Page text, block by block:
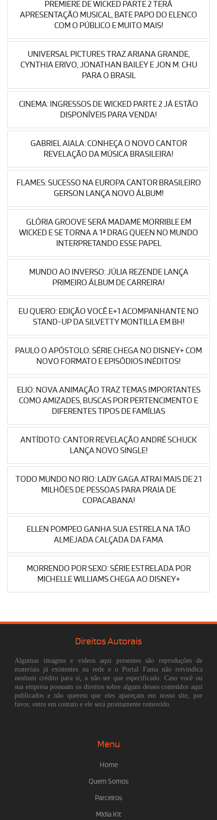
PREMIERE DE WICKED PARTE 2 TERÁ
APRESENTAÇÃO MUSICAL, BATE PAPO DO ELENCO
COM O PÚBLICO E MUITO MAIS!
UNIVERSAL PICTURES TRAZ ARIANA GRANDE,
CYNTHIA ERIVO, JONATHAN BAILEY E JON M. CHU
PARA O BRASIL
CINEMA: INGRESSOS DE WICKED PARTE 2 JÁ ESTÃO
DISPONÍVEIS PARA VENDA!
GABRIEL AIALA: CONHEÇA O NOVO CANTOR
REVELAÇÃO DA MÚSICA BRASILEIRA!
FLAMES: SUCESSO NA EUROPA CANTOR BRASILEIRO
GERSON LANÇA NOVO ÁLBUM!
GLÓRIA GROOVE SERÁ MADAME MORRIBLE EM
WICKED E SE TORNA A 1ª DRAG QUEEN NO MUNDO
INTERPRETANDO ESSE PAPEL
MUNDO AO INVERSO: JÚLIA REZENDE LANÇA
PRIMEIRO ÁLBUM DE CARREIRA!
EU QUERO: EDIÇÃO VOCÊ E+1 ACOMPANHANTE NO
STAND-UP DA SILVETTY MONTILLA EM BH!
PAULO O APÓSTOLO: SÉRIE CHEGA NO DISNEY+ COM
NOVO FORMATO E EPISÓDIOS INÉDITOS!
ELIO: NOVA ANIMAÇÃO TRAZ TEMAS IMPORTANTES
COMO AMIZADES, BUSCAS POR PERTENCIMENTO E
DIFERENTES TIPOS DE FAMÍLIAS
ANTÍDOTO: CANTOR REVELAÇÃO ANDRÉ SCHUCK
LANÇA NOVO SINGLE!
TODO MUNDO NO RIO: LADY GAGA ATRAI MAIS DE 2.1
MILHÕES DE PESSOAS PARA PRAIA DE
COPACABANA!
ELLEN POMPEO GANHA SUA ESTRELA NA TÃO
ALMEJADA CALÇADA DA FAMA
MORRENDO POR SEXO: SÉRIE ESTRELADA POR
MICHELLE WILLIAMS CHEGA AO DISNEY+
Direitos Autorais
Algumas imagens e vídeos aqui presentes são reproduções de
materiais já existentes na rede e o Portal Fama não reivindica
nenhum crédito para si, a não ser que especificado. Caso você ou
sua empresa possuam os direitos sobre alguns desses conteúdos aqui
publicados e não querem que eles apareçam em nosso site, por
favor, entre em contato e ele será prontamente removido.
Menu
Home
Quem Somos
Parceiros
Mídia Kit